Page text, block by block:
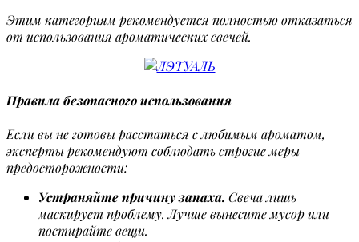
Этим категориям рекомендуется полностью отказаться
от использования ароматических свечей.
Правила безопасного использования
Если вы не готовы расстаться с любимым ароматом,
эксперты рекомендуют соблюдать строгие меры
предосторожности:
Устраняйте причину запаха. Свеча лишь
маскирует проблему. Лучше вынесите мусор или
постирайте вещи.